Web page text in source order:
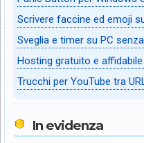
Scrivere faccine ed emoji
Sveglia e timer su PC
Hosting gratuito e
Trucchi per YouTube tra
In evidenza